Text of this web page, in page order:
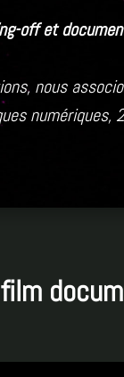
off et
nous
numériques,